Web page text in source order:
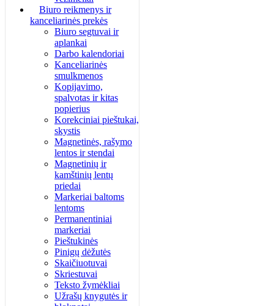
Biuro reikmenys ir
kanceliarinės prekės
Biuro segtuvai ir
aplankai
Darbo kalendoriai
Kanceliarinės
smulkmenos
Kopijavimo,
spalvotas ir kitas
popierius
Korekciniai pieštukai,
skystis
Magnetinės, rašymo
lentos ir stendai
Magnetinių ir
kamštinių lentų
priedai
Markeriai baltoms
lentoms
Permanentiniai
markeriai
Pieštukinės
Pinigų dėžutės
Skaičiuotuvai
Skriestuvai
Teksto žymėkliai
Užrašų knygutės ir